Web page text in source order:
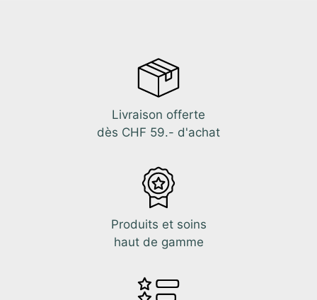
Livraison offerte
dès CHF 59.- d'achat
Produits et soins
haut de gamme